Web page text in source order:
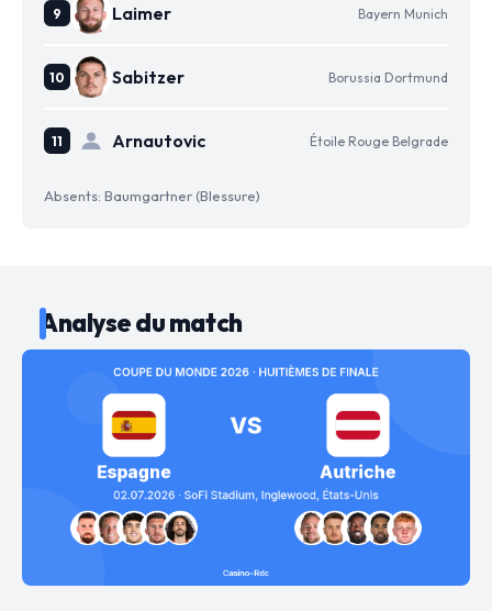
Laimer Bayern Munich
Sabitzer Borussia Dortmund
Arnautovic Étoile Rouge Belgrade
Absents: Baumgartner (Blessure)
Analyse du match